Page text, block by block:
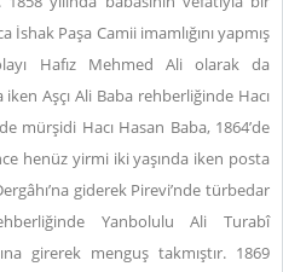
Paşa Camii imamlığını yapmış
Hafız Mehmed Ali olarak da
Aşçı Ali Baba rehberliğinde Hacı
mürşidi Hacı Hasan Baba, 1864’de
henüz yirmi iki yaşında iken posta
giderek Pirevi’nde türbedar
Yanbolulu Ali Turabî
girerek menguş takmıştır. 1869